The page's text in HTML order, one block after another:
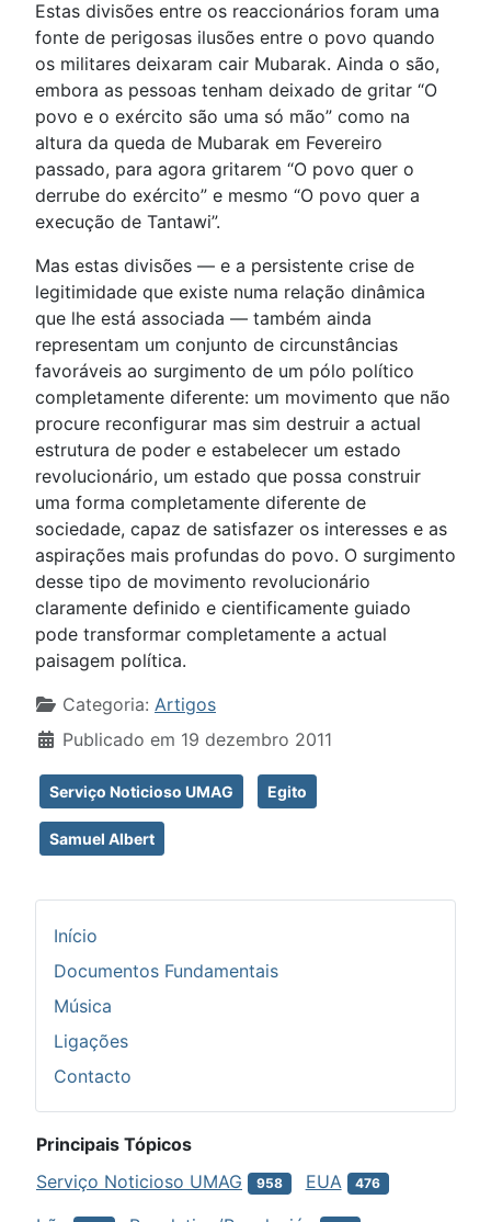
Estas divisões entre os reaccionários foram uma
fonte de perigosas ilusões entre o povo quando
os militares deixaram cair Mubarak. Ainda o são,
embora as pessoas tenham deixado de gritar “O
povo e o exército são uma só mão” como na
altura da queda de Mubarak em Fevereiro
passado, para agora gritarem “O povo quer o
derrube do exército” e mesmo “O povo quer a
execução de Tantawi”.
Mas estas divisões — e a persistente crise de
legitimidade que existe numa relação dinâmica
que lhe está associada — também ainda
representam um conjunto de circunstâncias
favoráveis ao surgimento de um pólo político
completamente diferente: um movimento que não
procure reconfigurar mas sim destruir a actual
estrutura de poder e estabelecer um estado
revolucionário, um estado que possa construir
uma forma completamente diferente de
sociedade, capaz de satisfazer os interesses e as
aspirações mais profundas do povo. O surgimento
desse tipo de movimento revolucionário
claramente definido e cientificamente guiado
pode transformar completamente a actual
paisagem política.
Detalhes
Categoria: Artigos
Publicado em 19 dezembro 2011
Serviço Noticioso UMAG Egito
Samuel Albert
Início
Documentos Fundamentais
Música
Ligações
Contacto
Principais Tópicos
Serviço Noticioso UMAG
958 EUA 476